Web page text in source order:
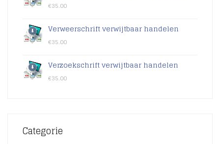
€35.00
Verweerschrift verwijtbaar handelen
€35.00
Verzoekschrift verwijtbaar handelen
€35.00
Categorie